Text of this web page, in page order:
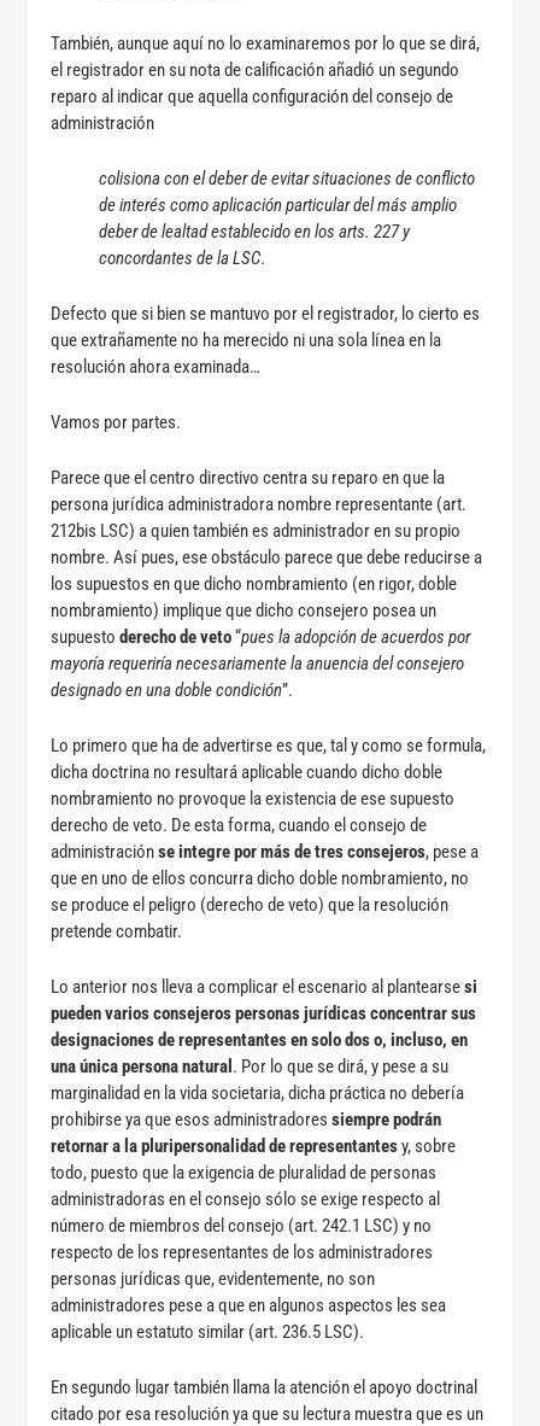
También, aunque aquí no lo examinaremos por lo que se dirá,
el registrador en su nota de calificación añadió un segundo
reparo al indicar que aquella configuración del consejo de
administración
colisiona con el deber de evitar situaciones de conflicto
de interés como aplicación particular del más amplio
deber de lealtad establecido en los arts. 227 y
concordantes de la LSC.
Defecto que si bien se mantuvo por el registrador, lo cierto es
que extrañamente no ha merecido ni una sola línea en la
resolución ahora examinada…
Vamos por partes.
Parece que el centro directivo centra su reparo en que la
persona jurídica administradora nombre representante (art.
212bis LSC) a quien también es administrador en su propio
nombre. Así pues, ese obstáculo parece que debe reducirse a
los supuestos en que dicho nombramiento (en rigor, doble
nombramiento) implique que dicho consejero posea un
supuestoderecho de veto“pues la adopción de acuerdos por
mayoría requeriría necesariamente la anuencia del consejero
designado en una doble condición”.
Lo primero que ha de advertirse es que, tal y como se formula,
dicha doctrina no resultará aplicable cuando dicho doble
nombramiento no provoque la existencia de ese supuesto
derecho de veto. De esta forma, cuando el consejo de
administraciónse integre por más de tres consejeros, pese a
que en uno de ellos concurra dicho doble nombramiento, no
se produce el peligro (derecho de veto) que la resolución
pretende combatir.
Lo anterior nos lleva a complicar el escenario al plantearsesi
pueden varios consejeros personas jurídicas concentrar sus
designaciones de representantes en solo dos o, incluso, en
una única persona natural . Por lo que se dirá, y pese a su
marginalidad en la vida societaria, dicha práctica no debería
prohibirse ya que esos administradoressiempre podrán
retornar a la pluripersonalidad de representantesy, sobre
todo, puesto que la exigencia de pluralidad de personas
administradoras en el consejo sólo se exige respecto al
número de miembros del consejo (art. 242.1 LSC) y no
respecto de los representantes de los administradores
personas jurídicas que, evidentemente, no son
administradores pese a que en algunos aspectos les sea
aplicable un estatuto similar (art. 236.5 LSC).
En segundo lugar también llama la atención el apoyo doctrinal
citado por esa resolución ya que su lectura muestra que es un